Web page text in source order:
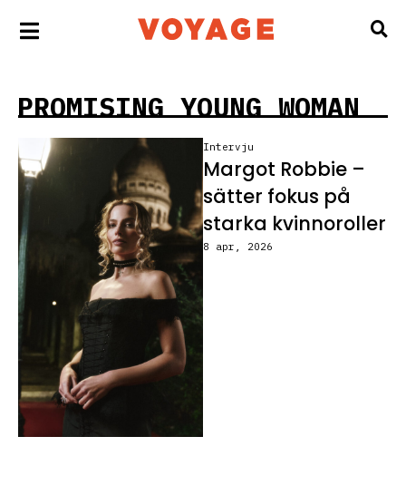
PROMISING YOUNG WOMAN
Intervju
Margot Robbie –
sätter fokus på
starka kvinnoroller
8 apr, 2026